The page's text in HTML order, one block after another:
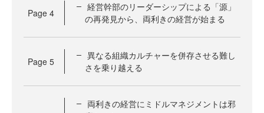
Page 4
経営幹部のリーダーシップによる「源」
の再発見から、両利きの経営が始まる
Page 5
異なる組織カルチャーを併存させる難し
さを乗り越える
両利きの経営にミドルマネジメントは邪